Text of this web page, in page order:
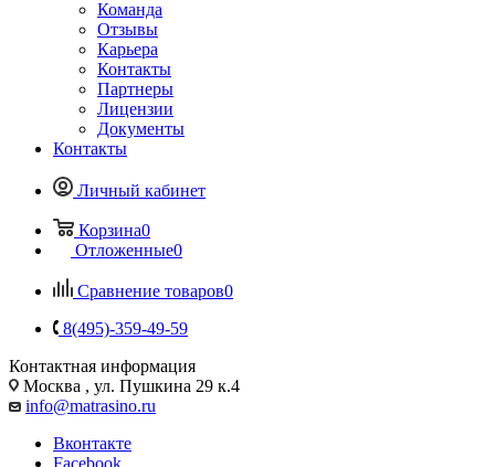
Команда
Отзывы
Карьера
Контакты
Партнеры
Лицензии
Документы
Контакты
Личный кабинет
Корзина0
Отложенные0
Сравнение товаров0
8(495)-359-49-59
Контактная информация
Москва , ул. Пушкина 29 к.4
info@matrasino.ru
Вконтакте
Facebook